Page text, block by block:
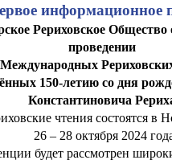
информационное
Рериховское Общество
проведении
150-летию со дня
Константиновича
чтения состоятся в
26 – 28 октября 2024
будет рассмотрен